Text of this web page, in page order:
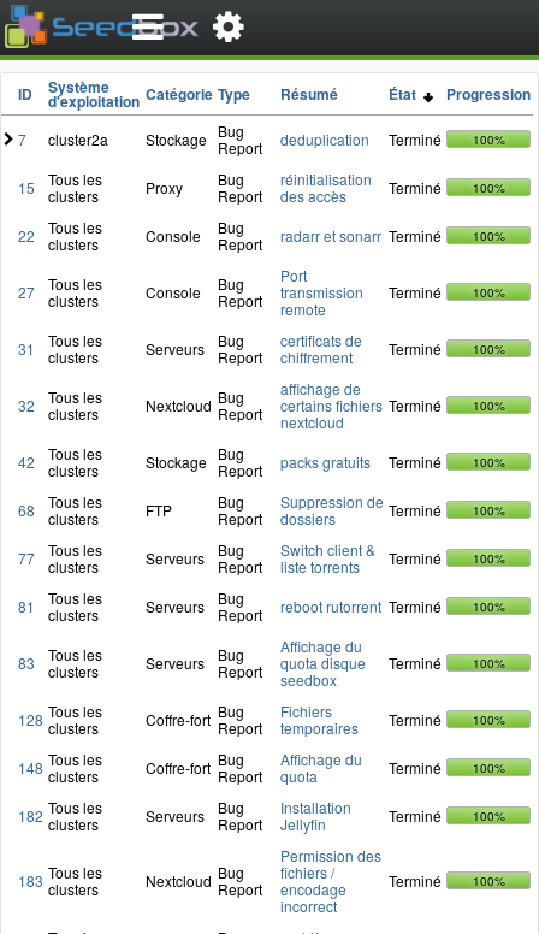
ID Système
d'exploitation Catégorie Type Résumé État Progression
7 cluster2a Stockage Bug
Report
deduplication Terminé 100%
15
Tous les
clusters
Proxy
Bug
Report
réinitialisation
des accès
Terminé 100%
22
Tous les
clusters
Console
Bug
Report
radarr et sonarr Terminé 100%
27
Tous les
clusters
Console
Bug
Report
Port
transmission
remote
Terminé 100%
31
Tous les
clusters
Serveurs
Bug
Report
certificats de
chiffrement
Terminé 100%
32
Tous les
clusters
Nextcloud Bug
Report
affichage de
certains fichiers
nextcloud
Terminé 100%
42
Tous les
clusters
Stockage Bug
Report
packs gratuits Terminé 100%
68
Tous les
clusters
FTP
Bug
Report
Suppression de
dossiers
Terminé 100%
77
Tous les
clusters
Serveurs
Bug
Report
Switch client &
liste torrents
Terminé 100%
81
Tous les
clusters
Serveurs
Bug
Report
reboot rutorrent Terminé 100%
83
Tous les
clusters
Serveurs
Bug
Report
Affichage du
quota disque
seedbox
Terminé 100%
128 Tous les
clusters
Coffre-fort Bug
Report
Fichiers
temporaires
Terminé 100%
148 Tous les
clusters
Coffre-fort Bug
Report
Affichage du
quota
Terminé 100%
182 Tous les
clusters
Serveurs
Bug
Report
Installation
Jellyfin
Terminé 100%
183 Tous les
clusters
Nextcloud Bug
Report
Permission des
fichiers /
encodage
incorrect
Terminé 100%